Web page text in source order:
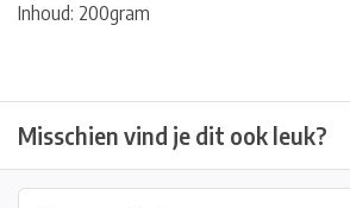
Inhoud: 200gram
Misschien vind je dit ook leuk?